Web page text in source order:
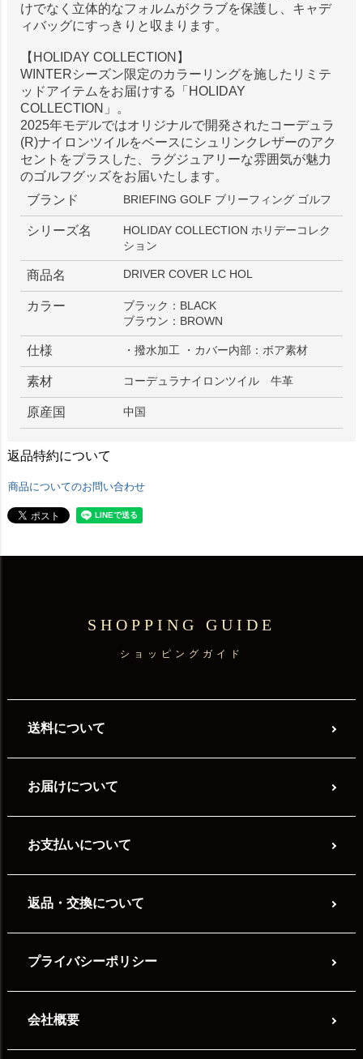
けでなく立体的なフォルムがクラブを保護し、キャデ
ィバッグにすっきりと収まります。
【HOLIDAY COLLECTION】
WINTERシーズン限定のカラーリングを施したリミテ
ッドアイテムをお届けする「HOLIDAY
COLLECTION」。
2025年モデルではオリジナルで開発されたコーデュラ
(R)ナイロンツイルをベースにシュリンクレザーのアク
セントをプラスした、ラグジュアリーな雰囲気が魅力
のゴルフグッズをお届いたします。
ブランド
BRIEFING GOLF ブリーフィング ゴルフ
シリーズ名
HOLIDAY COLLECTION ホリデーコレク
ション
商品名 DRIVER COVER LC HOL
カラー
ブラック：BLACK
ブラウン：BROWN
仕様 ・撥水加工 ・カバー内部：ボア素材
素材 コーデュラナイロンツイル 牛革
原産国 中国
返品特約について
商品についてのお問い合わせ
SHOPPING GUIDE
ショッピングガイド
送料について
お届けについて
お支払いについて
返品・交換について
プライバシーポリシー
会社概要